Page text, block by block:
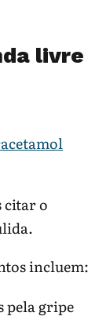
livre
citar o
incluem:
pela gripe